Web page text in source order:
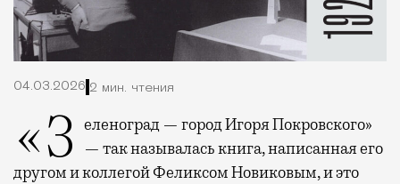
04.03.2026 2 мин. чтения
«Зеленоград — город Игоря Покровского»
— так называлась книга, написанная его
другом и коллегой Феликсом Новиковым, и это